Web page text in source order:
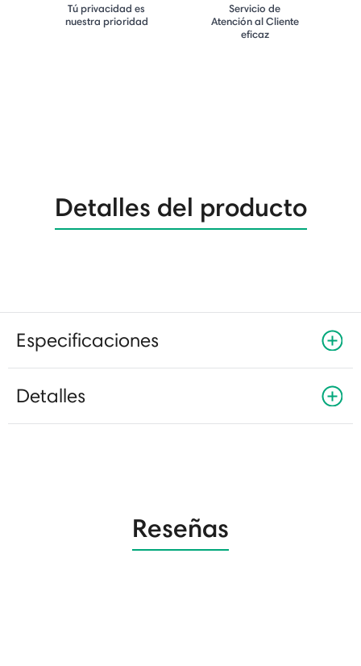
Tú privacidad es
nuestra prioridad
Servicio de
Atención al Cliente
eficaz
Detalles del producto
Especificaciones
Detalles
Reseñas